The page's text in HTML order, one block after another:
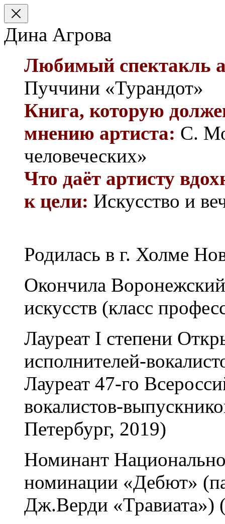
Дина Агрова
Любимый спектакль
Пуччини «Турандот»
Книга, которую
мнению артиста: С.
человеческих»
Что даёт артисту
к цели: Искусство и
Родилась в г. Холме
Окончила
искусств (класс
Лауреат I степени
исполнителей-
Лауреат 47-го
вокалистов-
Петербург, 2019)
Номинант
номинации «Дебют»
Дж.Верди «Травиата»)